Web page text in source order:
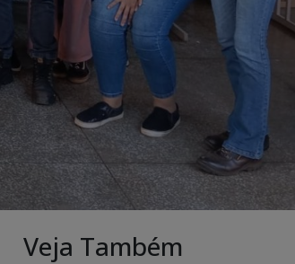
Veja Também